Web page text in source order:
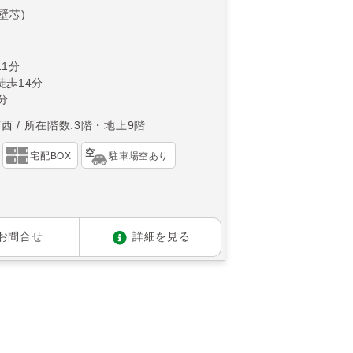
芯)
分
歩14分
所在階数:3階・地上9階
宅配BOX 駐車場空あり
問合せ 詳細を見る